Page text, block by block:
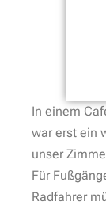
In einem
war erst ein
unser
Für
Radfahrer